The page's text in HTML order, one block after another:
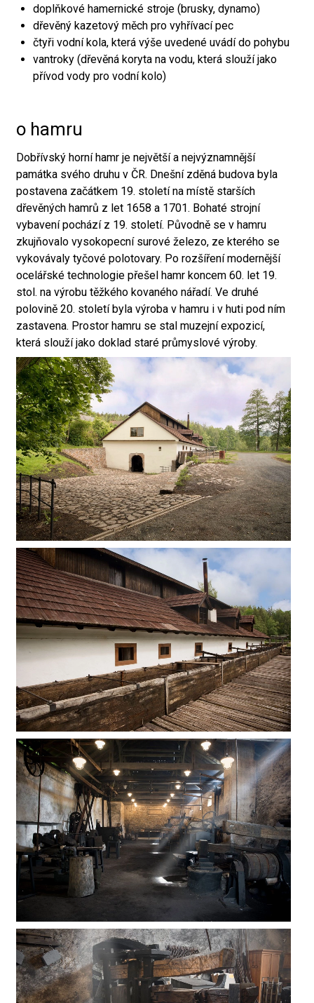
doplňkové hamernické stroje (brusky, dynamo)
dřevěný kazetový měch pro vyhřívací pec
čtyři vodní kola, která výše uvedené uvádí do pohybu
vantroky (dřevěná koryta na vodu, která slouží jako
přívod vody pro vodní kolo)
o hamru
Dobřívský horní hamr je největší a nejvýznamnější
památka svého druhu v ČR. Dnešní zděná budova byla
postavena začátkem 19. století na místě starších
dřevěných hamrů z let 1658 a 1701. Bohaté strojní
vybavení pochází z 19. století. Původně se v hamru
zkujňovalo vysokopecní surové železo, ze kterého se
vykovávaly tyčové polotovary. Po rozšíření modernější
ocelářské technologie přešel hamr koncem 60. let 19.
stol. na výrobu těžkého kovaného nářadí. Ve druhé
polovině 20. století byla výroba v hamru i v huti pod ním
zastavena. Prostor hamru se stal muzejní expozicí,
která slouží jako doklad staré průmyslové výroby.